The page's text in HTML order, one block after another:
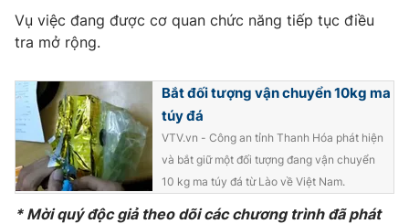
Chất lượng cuộc sống
Học trực tuyến
Hitech Công nghệ tương lai
Sản phẩm
Thị trường
Tư vấn
Lịch phát sóng
Chuyên mục khác
Emagazine Podcast
Vụ việc đang được cơ quan chức năng tiếp tục điều
tra mở rộng.
Bắt đối tượng vận chuyển 10kg ma
túy đá
VTV.vn - Công an tỉnh Thanh Hóa phát hiện
và bắt giữ một đối tượng đang vận chuyển
10 kg ma túy đá từ Lào về Việt Nam.
* Mời quý độc giả theo dõi các chương trình đã phát